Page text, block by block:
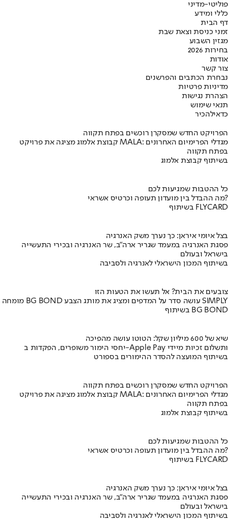
פוליטי-מדיני
כללי ומידע
דף הבית
זמני כניסת וצאת שבת
מגזין השבוע
בחירות 2026
אודות
צור קשר
נבחרת הכתבים והפרשנים
מדיניות פרטיות
הצהרת נגישות
תנאי שימוש
כדאילהכיר
הפרויקט החדש שמסקרן רוכשים בפתח תקווה
קבוצת אלמוג מציגה את פרויקט MALA: מגדלי הפרימיום האחרונים
בפתח תקווה
בשיתוף קבוצת אלמוג
כל ההטבות שמגיעות לכם
מה ההבדל בין מועדון תעופה וכרטיס אשראי?
בשיתוף FLYCARD
בצל איומי איראן: כך נערך משק האנרגיה
פסגת האנרגיה במעמד שגריר ארה"ב, שר האנרגיה ובכירי התעשייה
בישראל ובעולם
בשיתוף המכון הישראלי לאנרגיה ולסביבה
צובעים את הבית? אל תעשו את הטעות הזו
מומחה BG BOND עושה סדר על המדפים ומציג את מותג הצבע SIMPLY
בשיתוף BG BOND
שיא של 600 מיליון שקל: הטוטו עושה מהפיכה
יחסי הימור משופרים, הפקדות ב-Apple Pay ותשלום זכיות מיידי
בשיתוף המועצה להסדר ההימורים בספורט
הפרויקט החדש שמסקרן רוכשים בפתח תקווה
קבוצת אלמוג מציגה את פרויקט MALA: מגדלי הפרימיום האחרונים
בפתח תקווה
בשיתוף קבוצת אלמוג
כל ההטבות שמגיעות לכם
מה ההבדל בין מועדון תעופה וכרטיס אשראי?
בשיתוף FLYCARD
בצל איומי איראן: כך נערך משק האנרגיה
פסגת האנרגיה במעמד שגריר ארה"ב, שר האנרגיה ובכירי התעשייה
בישראל ובעולם
בשיתוף המכון הישראלי לאנרגיה ולסביבה